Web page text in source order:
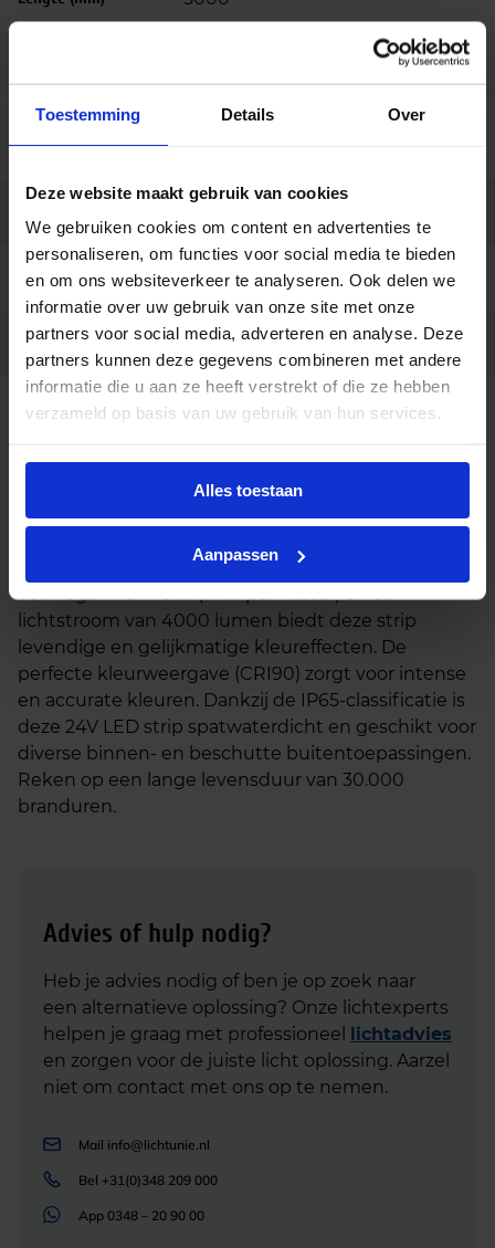
Toestemming Details Over
Deze website maakt gebruik van cookies
We gebruiken cookies om content en advertenties te
personaliseren, om functies voor social media te bieden
en om ons websiteverkeer te analyseren. Ook delen we
informatie over uw gebruik van onze site met onze
partners voor social media, adverteren en analyse. Deze
partners kunnen deze gegevens combineren met andere
informatie die u aan ze heeft verstrekt of die ze hebben
verzameld op basis van uw gebruik van hun services.
Alles toestaan
Aanpassen
Bedrijfstemperatu
ur
Garantie 3 jaar
Code LU096878
Beschrijving
LEDstrip COB 70W 4000lm 14W/m RGB CRI90
met deze 500cm RGB COB LED strip. Met een
vermogen van 70W (14W per meter) en een
lichtstroom van 4000 lumen biedt deze strip
levendige en gelijkmatige kleureffecten. De
perfecte kleurweergave (CRI90) zorgt voor intense
en accurate kleuren. Dankzij de IP65-classificatie is
deze 24V LED strip spatwaterdicht en geschikt voor
diverse binnen- en beschutte buitentoepassingen.
Reken op een lange levensduur van 30.000
branduren.
Advies of hulp nodig?
Heb je advies nodig of ben je op zoek naar
een alternatieve oplossing? Onze lichtexperts
helpen je graag met professioneel lichtadvies
en zorgen voor de juiste licht oplossing. Aarzel
niet om contact met ons op te nemen.
Mail info@lichtunie.nl
Bel +31(0)348 209 000
App 0348 – 20 90 00